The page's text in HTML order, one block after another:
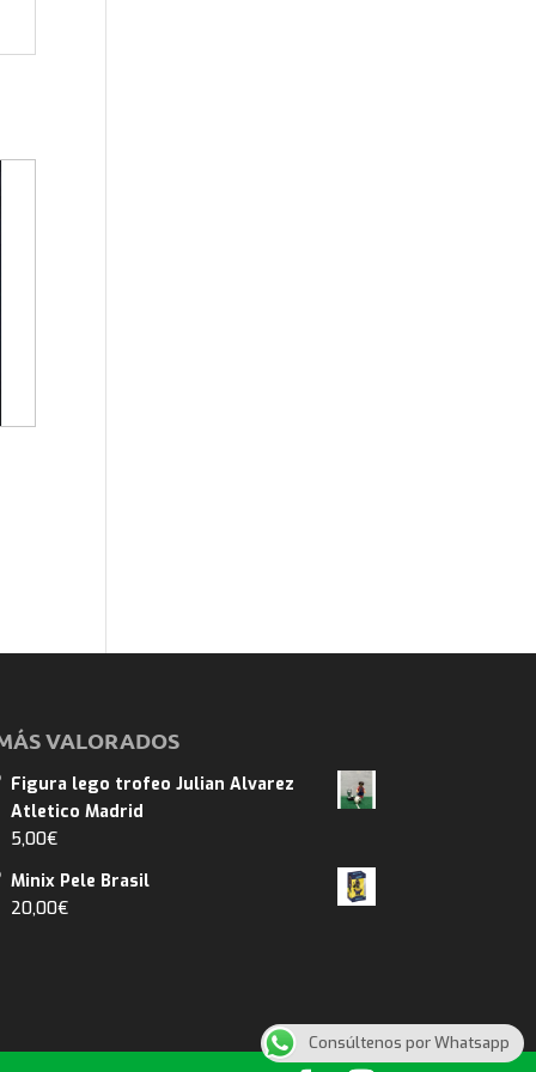
VALORADOS
Figura lego trofeo Julian Alvarez
Atletico Madrid
5,00€
Minix Pele Brasil
20,00€
Consúltenos por Whatsapp